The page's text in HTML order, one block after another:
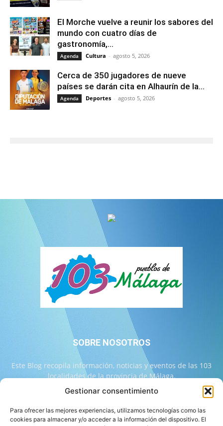
Gestionar consentimiento
Para ofrecer las mejores experiencias, utilizamos tecnologías como las
cookies para almacenar y/o acceder a la información del dispositivo. El
El Morche vuelve a reunir los sabores del
mundo con cuatro días de
gastronomía,...
Agenda Cultura - agosto 5, 2026
Cerca de 350 jugadores de nueve
países se darán cita en Alhaurín de la...
Agenda Deportes - agosto 5, 2026
SOBRE NOSOTROS
Este Blog recopila información, noticias y eventos de las 103
localidades de la provincia de Málaga.
Contáctanos: info@103malaga.com